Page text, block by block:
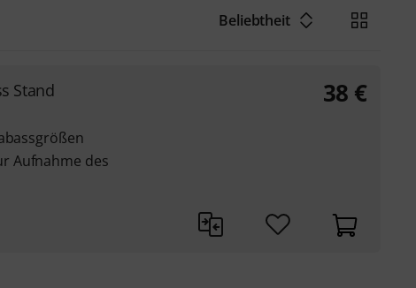
Beliebtheit
Stand
Aufnahme des
38 €